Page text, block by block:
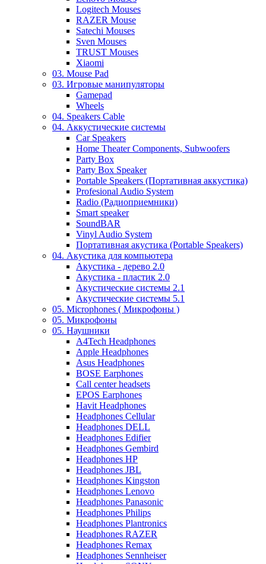
Logitech Mouses
RAZER Mouse
Satechi Mouses
Sven Mouses
TRUST Mouses
Xiaomi
03. Mouse Pad
03. Игровые манипуляторы
Gamepad
Wheels
04. Speakers Cable
04. Аккустические системы
Car Speakers
Home Theater Components, Subwoofers
Party Box
Party Box Speaker
Portable Speakers (Портативная аккустика)
Profesional Audio System
Radio (Радиоприемники)
Smart speaker
SoundBAR
Vinyl Audio System
Портативная акустика (Portable Speakers)
04. Акустика для компьютера
Акустика - дерево 2.0
Акустика - пластик 2.0
Акустические системы 2.1
Акустические системы 5.1
05. Microphones ( Микрофоны )
05. Микрофоны
05. Наушники
A4Tech Headphones
Apple Headphones
Asus Headphones
BOSE Earphones
Call center headsets
EPOS Earphones
Havit Headphones
Headphones Cellular
Headphones DELL
Headphones Edifier
Headphones Gembird
Headphones HP
Headphones JBL
Headphones Kingston
Headphones Lenovo
Headphones Panasonic
Headphones Philips
Headphones Plantronics
Headphones RAZER
Headphones Remax
Headphones Sennheiser